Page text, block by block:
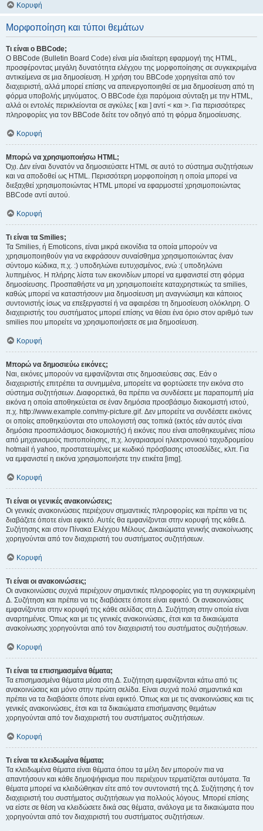
Κορυφή
Μορφοποίηση και τύποι θεμάτων
Τι είναι ο BBCode;
Ο BBCode (Bulletin Board Code) είναι μία ιδιαίτερη εφαρμογή της HTML,
προσφέροντας μεγάλη δυνατότητα ελέγχου της μορφοποίησης σε συγκεκριμένα
αντικείμενα σε μια δημοσίευση. Η χρήση του BBCode χορηγείται από τον
διαχειριστή, αλλά μπορεί επίσης να απενεργοποιηθεί σε μια δημοσίευση από τη
φόρμα υποβολής μηνύματος. Ο BBCode έχει παρόμοια σύνταξη με την HTML,
αλλά οι εντολές περικλείονται σε αγκύλες [ και ] αντί < και >. Για περισσότερες
πληροφορίες για τον BBCode δείτε τον οδηγό από τη φόρμα δημοσίευσης.
Κορυφή
Μπορώ να χρησιμοποιήσω HTML;
Όχι. Δεν είναι δυνατόν να δημοσιεύσετε HTML σε αυτό το σύστημα συζητήσεων
και να αποδοθεί ως HTML. Περισσότερη μορφοποίηση η οποία μπορεί να
διεξαχθεί χρησιμοποιώντας HTML μπορεί να εφαρμοστεί χρησιμοποιώντας
BBCode αντί αυτού.
Κορυφή
Τι είναι τα Smilies;
Τα Smilies, ή Emoticons, είναι μικρά εικονίδια τα οποία μπορούν να
χρησιμοποιηθούν για να εκφράσουν συναίσθημα χρησιμοποιώντας έναν
σύντομο κώδικα, π.χ. :) υποδηλώνει ευτυχισμένος, ενώ :( υποδηλώνει
λυπημένος. Η πλήρης λίστα των εικονιδίων μπορεί να εμφανιστεί στη φόρμα
δημοσίευσης. Προσπαθήστε να μη χρησιμοποιείτε καταχρηστικώς τα smilies,
καθώς μπορεί να καταστήσουν μια δημοσίευση μη αναγνώσιμη και κάποιος
συντονιστής ίσως να επεξεργαστεί ή να αφαιρέσει τη δημοσίευση ολόκληρη. Ο
διαχειριστής του συστήματος μπορεί επίσης να θέσει ένα όριο στον αριθμό των
smilies που μπορείτε να χρησιμοποιήσετε σε μια δημοσίευση.
Κορυφή
Μπορώ να δημοσιεύω εικόνες;
Ναι, εικόνες μπορούν να εμφανίζονται στις δημοσιεύσεις σας. Εάν ο
διαχειριστής επιτρέπει τα συνημμένα, μπορείτε να φορτώσετε την εικόνα στο
σύστημα συζητήσεων. Διαφορετικά, θα πρέπει να συνδέσετε με παραπομπή μία
εικόνα η οποία αποθηκεύεται σε έναν δημόσια προσβάσιμο διακομιστή ιστού,
π.χ. http://www.example.com/my-picture.gif. Δεν μπορείτε να συνδέσετε εικόνες
οι οποίες αποθηκεύονται στο υπολογιστή σας τοπικά (εκτός εάν αυτός είναι
δημόσια προσπελάσιμος διακομιστής) ή εικόνες που είναι αποθηκευμένες πίσω
από μηχανισμούς πιστοποίησης, π.χ. λογαριασμοί ηλεκτρονικού ταχυδρομείου
hotmail ή yahoo, προστατευμένες με κωδικό πρόσβασης ιστοσελίδες, κλπ. Για
να εμφανιστεί η εικόνα χρησιμοποιήστε την ετικέτα [img].
Κορυφή
Τι είναι οι γενικές ανακοινώσεις;
Οι γενικές ανακοινώσεις περιέχουν σημαντικές πληροφορίες και πρέπει να τις
διαβάζετε όποτε είναι εφικτό. Αυτές θα εμφανίζονται στην κορυφή της κάθε Δ.
Συζήτησης και στον Πίνακα Ελέγχου Μέλους. Δικαιώματα γενικής ανακοίνωσης
χορηγούνται από τον διαχειριστή του συστήματος συζητήσεων.
Κορυφή
Τι είναι οι ανακοινώσεις;
Οι ανακοινώσεις συχνά περιέχουν σημαντικές πληροφορίες για τη συγκεκριμένη
Δ. Συζήτηση και πρέπει να τις διαβάσετε όποτε είναι εφικτό. Οι ανακοινώσεις
εμφανίζονται στην κορυφή της κάθε σελίδας στη Δ. Συζήτηση στην οποία είναι
αναρτημένες. Όπως και με τις γενικές ανακοινώσεις, έτσι και τα δικαιώματα
ανακοίνωσης χορηγούνται από τον διαχειριστή του συστήματος συζητήσεων.
Κορυφή
Τι είναι τα επισημασμένα θέματα;
Τα επισημασμένα θέματα μέσα στη Δ. Συζήτηση εμφανίζονται κάτω από τις
ανακοινώσεις και μόνο στην πρώτη σελίδα. Είναι συχνά πολύ σημαντικά και
πρέπει να τα διαβάσετε όποτε είναι εφικτό. Όπως και με τις ανακοινώσεις και τις
γενικές ανακοινώσεις, έτσι και τα δικαιώματα επισήμανσης θεμάτων
χορηγούνται από τον διαχειριστή του συστήματος συζητήσεων.
Κορυφή
Τι είναι τα κλειδωμένα θέματα;
Τα κλειδωμένα θέματα είναι θέματα όπου τα μέλη δεν μπορούν πια να
απαντήσουν και κάθε δημοψήφισμα που περιέχουν τερματίζεται αυτόματα. Τα
θέματα μπορεί να κλειδώθηκαν είτε από τον συντονιστή της Δ. Συζήτησης ή τον
διαχειριστή του συστήματος συζητήσεων για πολλούς λόγους. Μπορεί επίσης
να είστε σε θέση να κλειδώσετε δικά σας θέματα, ανάλογα με τα δικαιώματα που
χορηγούνται από τον διαχειριστή του συστήματος συζητήσεων.